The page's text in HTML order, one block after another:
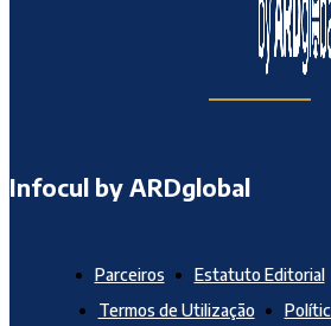
Infocul by ARDglobal
Parceiros Estatuto Editorial
Termos de Utilização